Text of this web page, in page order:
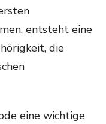
entsteht eine
die
eine wichtige